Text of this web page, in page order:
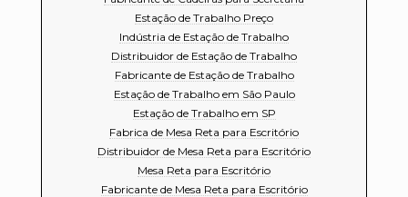
Estação de Trabalho Preço
Indústria de Estação de Trabalho
Distribuidor de Estação de Trabalho
Fabricante de Estação de Trabalho
Estação de Trabalho em São Paulo
Estação de Trabalho em SP
Fabrica de Mesa Reta para Escritório
Distribuidor de Mesa Reta para Escritório
Mesa Reta para Escritório
Fabricante de Mesa Reta para Escritório